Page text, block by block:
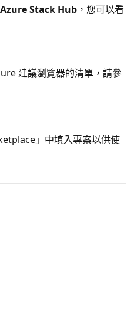
Azure Stack Hub ，您可以看
建議瀏覽器的清單，請參
」中填入專案以供使